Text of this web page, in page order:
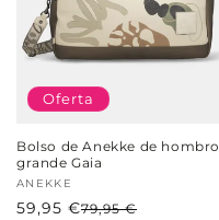
Oferta
Bolso de Anekke de hombro
grande Gaia
Proveedor:
ANEKKE
79,95 €
59,95 €